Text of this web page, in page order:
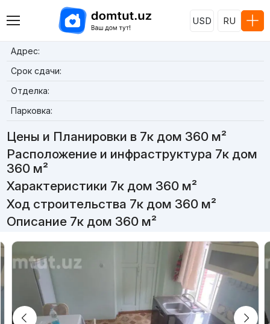
USD RU
Адрес:
Срок сдачи:
Отделка:
Парковка:
Цены и Планировки в 7к дом 360 м²
Расположение и инфраструктура 7к дом
360 м²
Характеристики 7к дом 360 м²
Ход строительства 7к дом 360 м²
Описание 7к дом 360 м²